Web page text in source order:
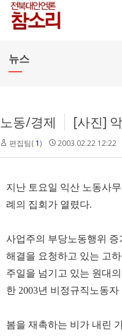
뉴스
노동/경제 [사진] 악
편집팀( 1) 2003.02.22 12:22
지난 토요일 익산 노동사
례의 집회가 열렸다.
사업주의 부당노동행위
해결을 요청하고 있는 고
주일을 넘기고 있는 원대
한 2003년 비정규직노동
봄을 재촉하는 비가 내린